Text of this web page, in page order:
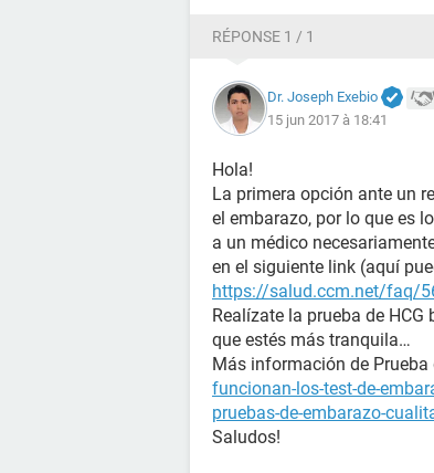
RÉPONSE 1 / 1
Dr. Joseph Exebio
15 jun 2017 à 18:41
Hola!
La primera opción ante un
el embarazo, por lo que es
a un médico
en el siguiente link (aquí
https://salud.ccm.net/faq/
Realízate la prueba de
que estés más tranquila…
Más información de
funcionan-los-test-de-
pruebas-de-embarazo-
Saludos!